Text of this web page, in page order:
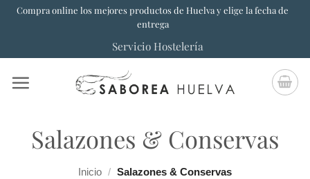
SaltarCompra online los mejores productos de Huelva y elige la fecha de
entrega
Servicio Hostelería
Salazones & Conservas
Inicio / Salazones & Conservas